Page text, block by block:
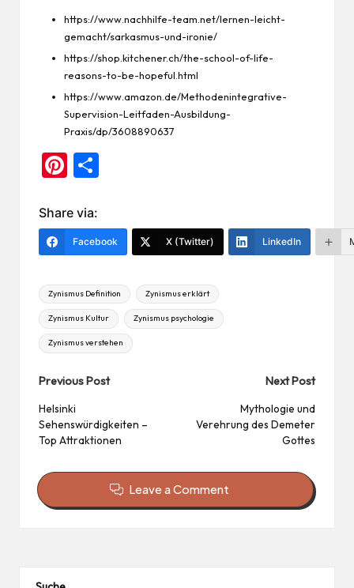
https://www.nachhilfe-team.net/lernen-leicht-
gemacht/sarkasmus-und-ironie/
https://shop.kitchener.ch/the-school-of-life-
reasons-to-be-hopeful.html
https://www.amazon.de/Methodenintegrative-
Supervision-Leitfaden-Ausbildung-
Praxis/dp/3608890637
Pi
er
es
Share via:
Facebook X (Twitter) LinkedIn
Tags:
Zynismus Definition Zynismus erklärt
Zynismus Kultur Zynismus psychologie
Zynismus verstehen
Post
navigation
Previous Post
Helsinki
Sehenswürdigkeiten –
Top Attraktionen
Next Post
Mythologie und
Verehrung des Demeter
Gottes
Leave a Comment